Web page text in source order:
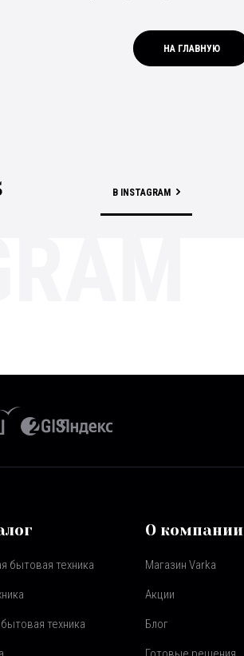
НА ГЛАВНУЮ
В INSTAGRAM
бытовая техника
техника
О компании
Магазин Varka
Акции
Блог